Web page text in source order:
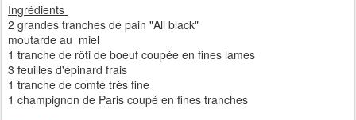
Ingrédients
2 grandes tranches de pain "All black"
moutarde au miel
1 tranche de rôti de boeuf coupée en fines lames
3 feuilles d'épinard frais
1 tranche de comté très fine
1 champignon de Paris coupé en fines tranches